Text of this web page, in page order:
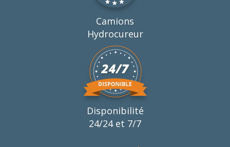
Camions
Hydrocureur
Disponibilité
24/24 et 7/7